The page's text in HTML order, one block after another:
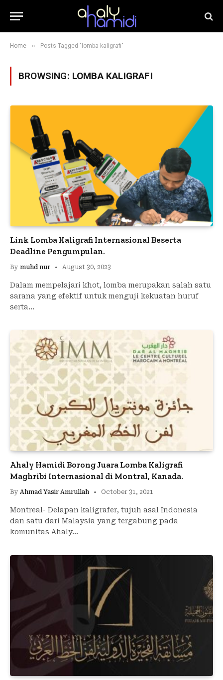
Home » Posts Tagged "lomba kaligrafi"
BROWSING: LOMBA KALIGRAFI
Link Lomba Kaligrafi Internasional Beserta
Deadline Pengumpulan.
By muhd nur August 30, 2023
Dalam mempelajari khot, lomba merupakan salah satu
sarana yang efektif untuk menguji kekuatan huruf
serta…
Ahaly Hamidi Borong Juara Lomba Kaligrafi
Maghribi Internasional di Montral, Kanada.
By Ahmad Yasir Amrullah October 31, 2021
Montreal- Delapan kaligrafer, tujuh asal Indonesia
dan satu dari Malaysia yang tergabung pada
komunitas Ahaly…